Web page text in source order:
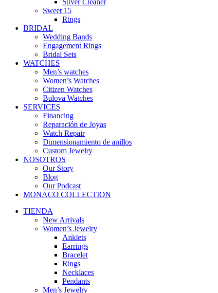
Silver Cleaner
Sweet 15
Rings
BRIDAL
Wedding Bands
Engagement Rings
Bridal Sets
WATCHES
Men’s watches
Women’s Watches
Citizen Watches
Bulova Watches
SERVICES
Financing
Reparación de Joyas
Watch Repair
Dimensionamiento de anillos
Custom Jewelry
NOSOTROS
Our Story
Blog
Our Podcast
MONACO COLLECTION
TIENDA
New Arrivals
Women’s Jewelry
Anklets
Earrings
Bracelet
Rings
Necklaces
Pendants
Men’s Jewelry